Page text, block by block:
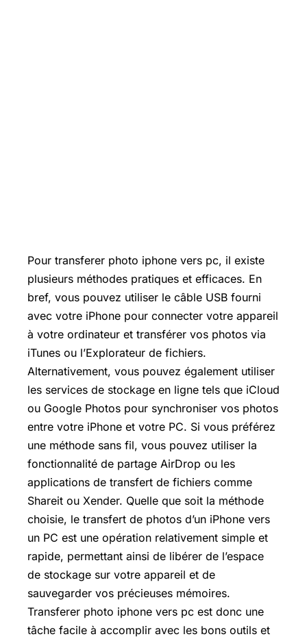
Pour transferer photo iphone vers pc, il existe
plusieurs méthodes pratiques et efficaces. En
bref, vous pouvez utiliser le câble USB fourni
avec votre iPhone pour connecter votre appareil
à votre ordinateur et transférer vos photos via
iTunes ou l’Explorateur de fichiers.
Alternativement, vous pouvez également utiliser
les services de stockage en ligne tels que iCloud
ou Google Photos pour synchroniser vos photos
entre votre iPhone et votre PC. Si vous préférez
une méthode sans fil, vous pouvez utiliser la
fonctionnalité de partage AirDrop ou les
applications de transfert de fichiers comme
Shareit ou Xender. Quelle que soit la méthode
choisie, le transfert de photos d’un iPhone vers
un PC est une opération relativement simple et
rapide, permettant ainsi de libérer de l’espace
de stockage sur votre appareil et de
sauvegarder vos précieuses mémoires.
Transferer photo iphone vers pc est donc une
tâche facile à accomplir avec les bons outils et